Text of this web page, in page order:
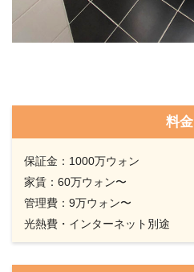
料金
保証金：1000万ウォン
家賃：60万ウォン〜
管理費：9万ウォン〜
光熱費・インターネット別途